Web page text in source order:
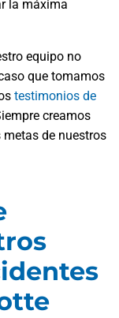
la máxima
equipo no
que tomamos
testimonios de
creamos
de nuestros